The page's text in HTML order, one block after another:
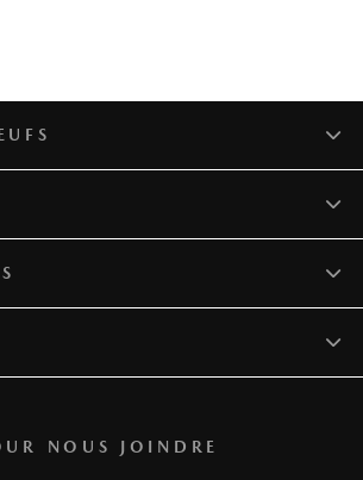
NOUS JOINDRE